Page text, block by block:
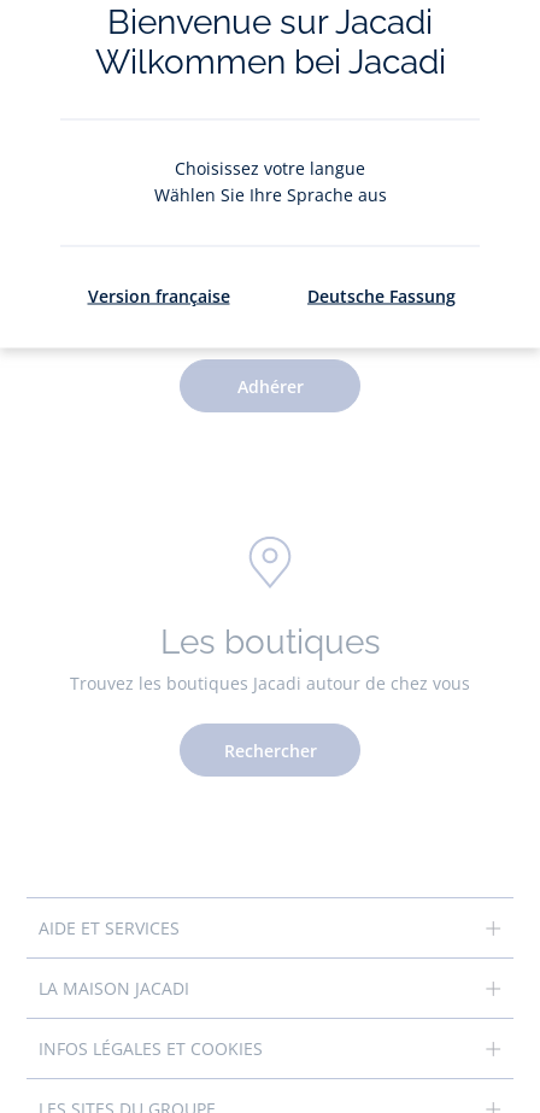
Adhérer
Les boutiques
Trouvez les boutiques Jacadi autour de chez vous
Rechercher
AIDE ET SERVICES
LA MAISON JACADI
INFOS LÉGALES ET COOKIES
Bienvenue sur Jacadi
Wilkommen bei Jacadi
Choisissez votre langue
Wählen Sie Ihre Sprache aus
Version française Deutsche Fassung